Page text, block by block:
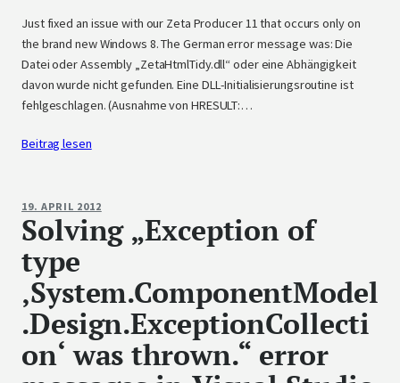
Just fixed an issue with our Zeta Producer 11 that occurs only on
the brand new Windows 8. The German error message was: Die
Datei oder Assembly „ZetaHtmlTidy.dll“ oder eine Abhängigkeit
davon wurde nicht gefunden. Eine DLL-Initialisierungsroutine ist
fehlgeschlagen. (Ausnahme von HRESULT:…
Beitrag lesen
19. APRIL 2012
Solving „Exception of
type
‚System.ComponentModel
.Design.ExceptionCollecti
on‘ was thrown.“ error